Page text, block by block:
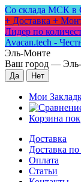
Со склада МСК в
+ Доставка +
Лидер по
Avacan.tech -
Эль-Монте
Ваш город —
Мои
Корзина
Доставка
Доставка
Оплата
Статьи